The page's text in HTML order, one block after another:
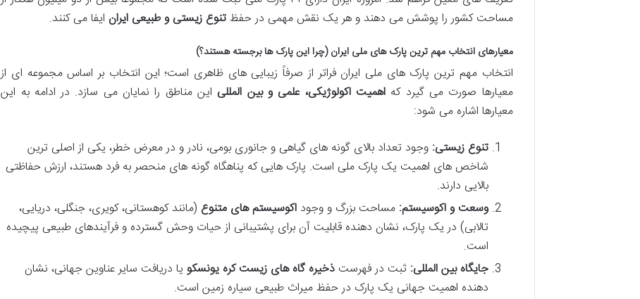
مساحت کشور را پوشش می دهند و هر یک نقش مهمی در حفظتنوع زیستی و طبیعی ایران ایفا می کنند.
معیارهای انتخابمهم ترینپارک های ملی ایران (چرا این پارک ها برجسته هستند؟)
انتخاب مهم ترین پارک های ملی ایران فراتر از صرفاً زیبایی های ظاهری است؛ این انتخاب بر اساس مجموعه ای از
معیارها صورت می گیرد که اهمیت اکولوژیکی، علمی و بین المللیاین مناطق را نمایان می سازد. در ادامه به این
معیارها اشاره می شود:
تنوع زیستی: وجود تعداد بالای گونه های گیاهی و جانوری بومی، نادر و در معرض خطر، یکی از اصلی ترین
شاخص های اهمیت یک پارک ملی است. پارک هایی که پناهگاه گونه های منحصر به فرد هستند، ارزش حفاظتی
بالایی دارند.
وسعت و اکوسیستم: مساحت بزرگ و وجوداکوسیستم های متنوع (مانند کوهستانی، کویری، جنگلی، دریایی،
تالابی) در یک پارک، نشان دهنده قابلیت آن برای پشتیبانی از حیات وحش گسترده و فرآیندهای طبیعی پیچیده
است.
جایگاه بین المللی: ثبت در فهرستذخیره گاه های زیست کره یونسکو یا دریافت سایر عناوین جهانی، نشان
دهنده اهمیت جهانی یک پارک در حفظ میراث طبیعی سیاره زمین است.